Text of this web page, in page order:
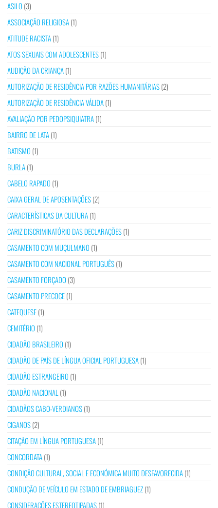
ASILO (3)
ASSOCIAÇÃO RELIGIOSA(1)
ATITUDE RACISTA(1)
ATOS SEXUAIS COM ADOLESCENTES(1)
AUDIÇÃO DA CRIANÇA(1)
AUTORIZAÇÃO DE RESIDÊNCIA POR RAZÕES HUMANITÁRIAS(2)
AUTORIZAÇÃO DE RESIDÊNCIA VÁLIDA(1)
AVALIAÇÃO POR PEDOPSIQUIATRA(1)
BAIRRO DE LATA(1)
BATISMO (1)
BURLA(1)
CABELO RAPADO (1)
CAIXA GERAL DE APOSENTAÇÕES(2)
CARACTERÍSTICAS DA CULTURA(1)
CARIZ DISCRIMINATÓRIO DAS DECLARAÇÕES(1)
CASAMENTO COM MUÇULMANO (1)
CASAMENTO COM NACIONAL PORTUGUÊS(1)
CASAMENTO FORÇADO (3)
CASAMENTO PRECOCE(1)
CATEQUESE(1)
CEMITÉRIO (1)
CIDADÃO BRASILEIRO (1)
CIDADÃO DE PAÍS DE LÍNGUA OFICIAL PORTUGUESA(1)
CIDADÃO ESTRANGEIRO (1)
CIDADÃO NACIONAL (1)
CIDADÃOS CABO-VERDIANOS(1)
CIGANOS(2)
CITAÇÃO EM LÍNGUA PORTUGUESA(1)
CONCORDATA(1)
CONDIÇÃO CULTURAL, SOCIAL E ECONÓMICA MUITO DESFAVORECIDA(1)
CONDUÇÃO DE VEÍCULO EM ESTADO DE EMBRIAGUEZ(1)
CONSIDERAÇÕES ESTEREOTIPADAS(1)